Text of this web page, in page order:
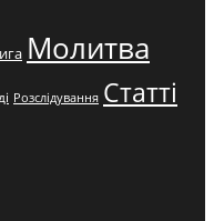
Молитва
Розслідування Статті